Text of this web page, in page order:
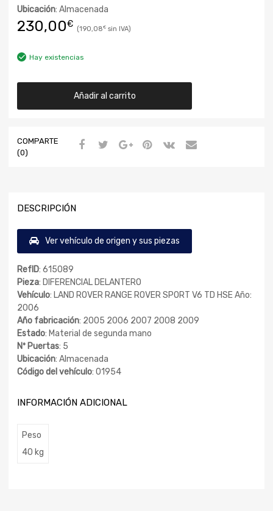
Ubicación: Almacenada
230,00€ 190,08€
Hay existencias
Añadir al carrito
COMPARTE
(0)
DESCRIPCIÓN
Ver vehículo de origen y sus piezas
RefID: 615089
Pieza: DIFERENCIAL DELANTERO
Vehículo: LAND ROVER RANGE ROVER SPORT V6 TD HSE Año:
2006
Año fabricación: 2005 2006 2007 2008 2009
Estado: Material de segunda mano
Nº Puertas: 5
Ubicación: Almacenada
Código del vehículo: 01954
INFORMACIÓN ADICIONAL
Peso
40 kg